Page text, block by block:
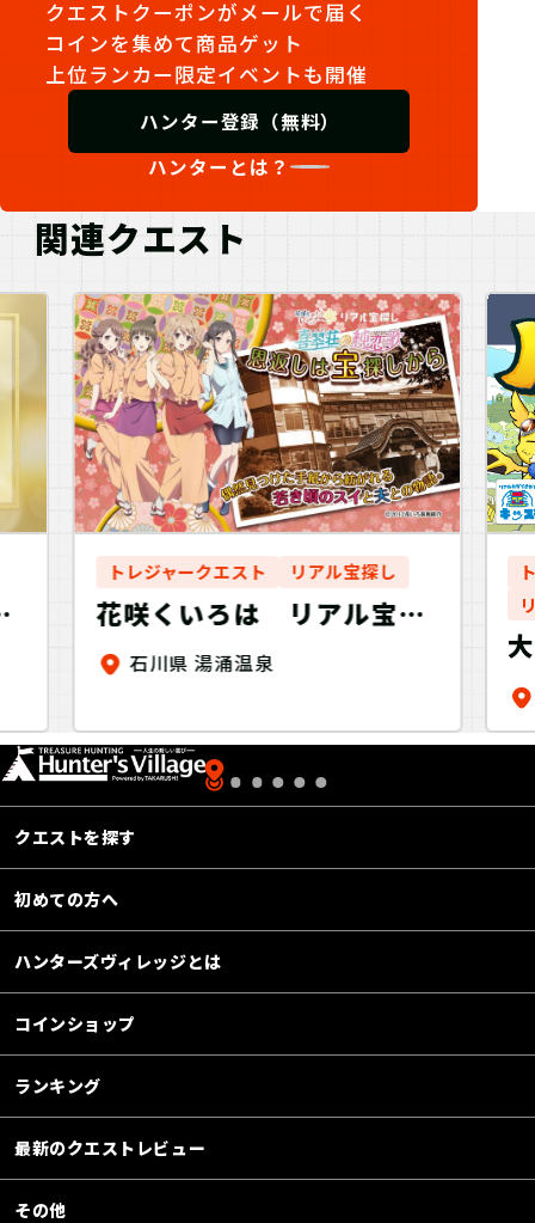
クエストクーポンがメールで届く
コインを集めて商品ゲット
上位ランカー限定イベントも開催
ハンター登録（無料）
ハンターとは？
関連クエスト
トレジャークエスト リアル宝探し
花咲くいろは リアル宝探
し 喜翆荘の純恋歌 恩返
石川県 湯涌温泉
クエストを探す
初めての方へ
ハンターズヴィレッジとは
コインショップ
ランキング
最新のクエストレビュー
その他